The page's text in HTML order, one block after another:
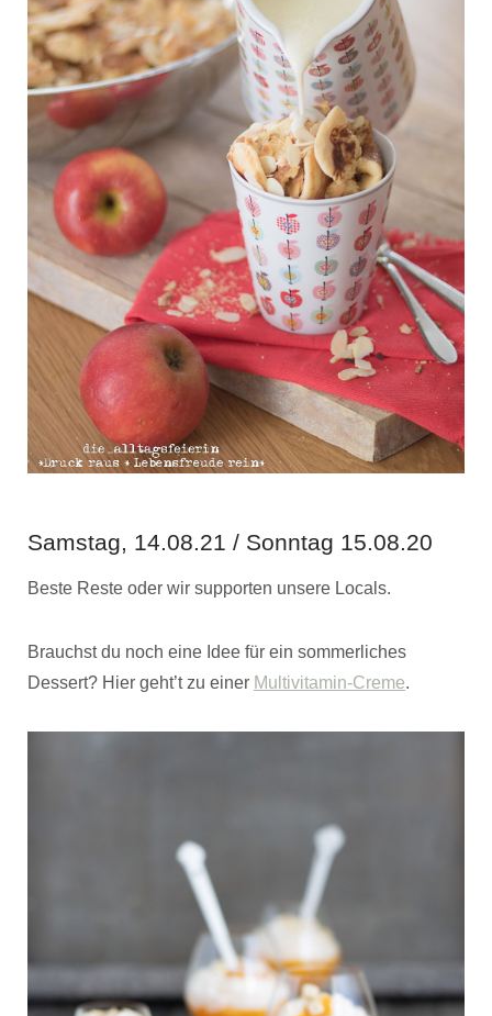
Samstag, 14.08.21 / Sonntag 15.08.20
Beste Reste oder wir supporten unsere Locals.
Brauchst du noch eine Idee für ein sommerliches
Dessert? Hier geht’t zu einer Multivitamin-Creme.